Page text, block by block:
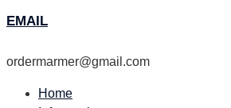
EMAIL
ordermarmer@gmail.com
Home